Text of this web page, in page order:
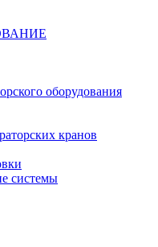
оборудования
кранов
системы